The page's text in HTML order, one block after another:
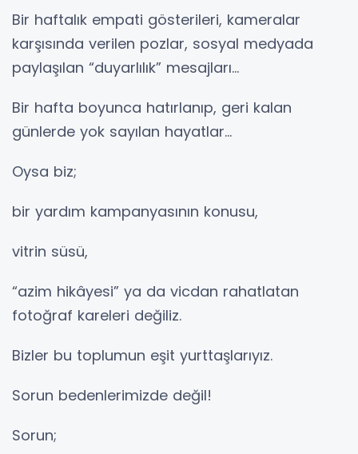
Bir haftalık empati gösterileri, kameralar
karşısında verilen pozlar, sosyal medyada
paylaşılan “duyarlılık” mesajları…
Bir hafta boyunca hatırlanıp, geri kalan
günlerde yok sayılan hayatlar…
Oysa biz;
bir yardım kampanyasının konusu,
vitrin süsü,
“azim hikâyesi” ya da vicdan rahatlatan
fotoğraf kareleri değiliz.
Bizler bu toplumun eşit yurttaşlarıyız.
Sorun bedenlerimizde değil!
Sorun;